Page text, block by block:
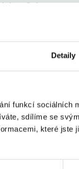
Detaily
funkcí
sdílíme se
které
značný.
vůči
dále
dořešen
měnové
české
a to i během
finančních
republice,“